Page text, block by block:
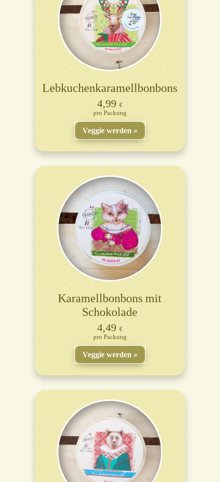
Lebkuchenkaramellbonbons
4,99 €
Packung
Veggie werden
Karamellbonbons mit
Schokolade
4,49€
Packung
Veggie werden